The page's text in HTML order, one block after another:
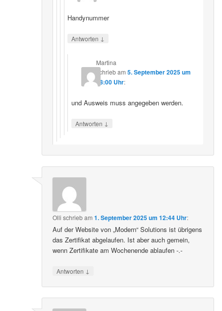
Handynummer
Antworten ↓
Martina
schriebam 5. September 2025 um
18:00 Uhr:
und Ausweis muss angegeben werden.
Antworten ↓
Olli schriebam1. September 2025 um 12:44 Uhr:
Auf der Website von „Modern“ Solutions ist übrigens
das Zertifikat abgelaufen. Ist aber auch gemein,
wenn Zertifikate am Wochenende ablaufen -.-
Antworten ↓